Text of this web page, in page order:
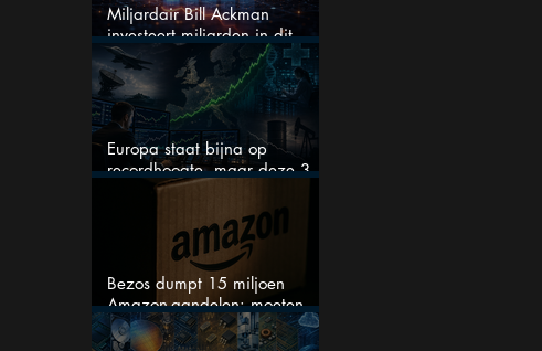
Miljardair Bill Ackman
investeert miljarden in dit
techaandeel
Europa staat bijna op
recordhoogte, maar deze 3
sectoren vallen nu op
Bezos dumpt 15 miljoen
Amazon-aandelen: moeten
beleggers zich zorgen maken?